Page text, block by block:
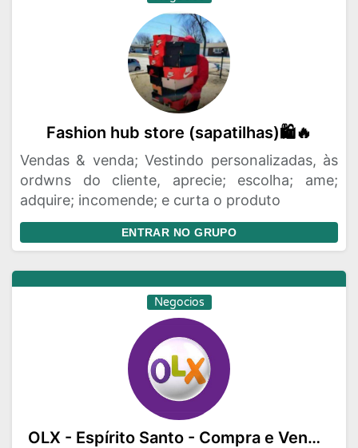
Fashion hub store (sapatilhas)🛍🔥
Vendas & venda; Vestindo personalizadas, às
ordwns do cliente, aprecie; escolha; ame;
adquire; incomende; e curta o produto
ENTRAR NO GRUPO
Negocios
OLX - Espírito Santo - Compra e Venda e Empregos.